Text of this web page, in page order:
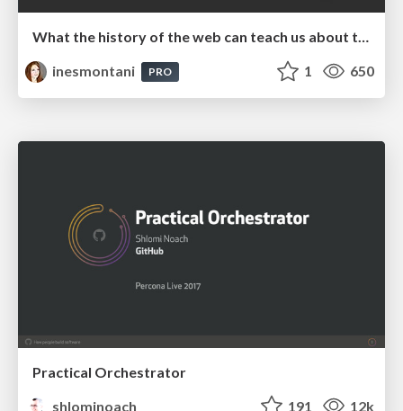
What the history of the web can teach us about the future of AI
inesmontani
PRO 1 650
Practical Orchestrator
shlominoach
191 12k